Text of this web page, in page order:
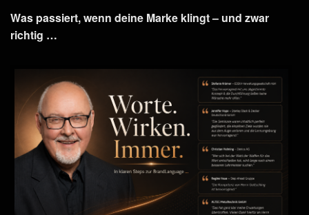
Was passiert, wenn deine Marke klingt – und zwar
richtig …